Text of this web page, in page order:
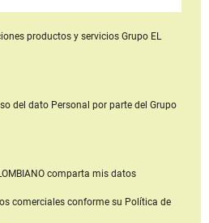
productos y serviciosGrupo EL
del dato Personal por parte del Grupo
comparta mis datos
comerciales conforme su Política de